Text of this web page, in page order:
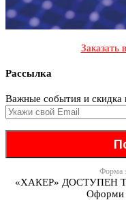
Заказать
Рассылка
Важные события и скидка
Форма
«ХАКЕР» ДОСТУПЕН
Оформи